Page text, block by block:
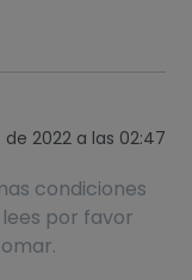
2022 a las 02:47
condiciones
por favor